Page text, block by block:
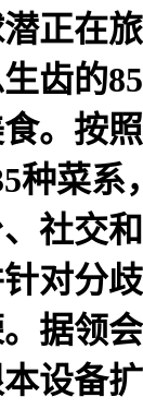
正在
齿的
。按
种菜
社交
对分
据领
设备